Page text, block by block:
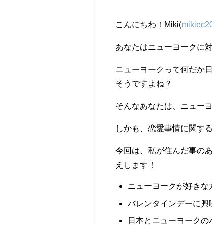
こんにちわ！Miki(
あなたはニューヨークに
ニューヨークって何だか
そうですよね？
そんなあなたは、ニュー
しかも、恋愛事情に関す
今回は、私が住んだ事の
えします！
ニューヨークが好きな
バレンタインデーに興
日本とニューヨーク